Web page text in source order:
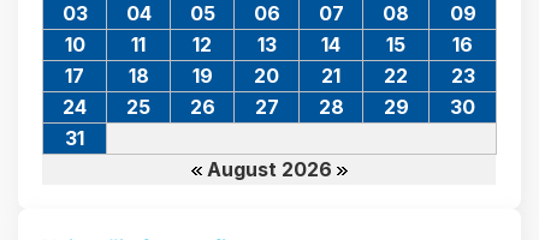
August 2026
03
04 05 06 07 08
09
10
11 12 13 14 15
16
17
18 19 20 21 22
23
24
25 26 27 28 29
30
31